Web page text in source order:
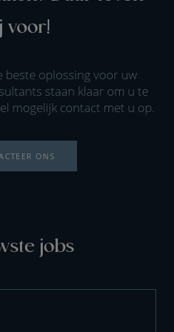
voor!
beste oplossing voor uw
staan klaar om u te
mogelijk contact met u op.
ONS
jobs